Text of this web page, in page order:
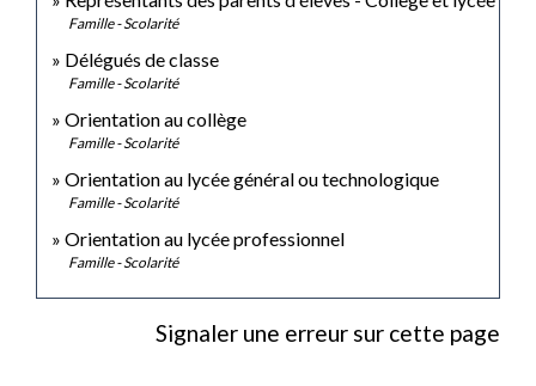
Famille - Scolarité
Délégués de classe
Famille - Scolarité
Orientation au collège
Famille - Scolarité
Orientation au lycée général ou technologique
Famille - Scolarité
Orientation au lycée professionnel
Famille - Scolarité
Signaler une erreur sur cette page